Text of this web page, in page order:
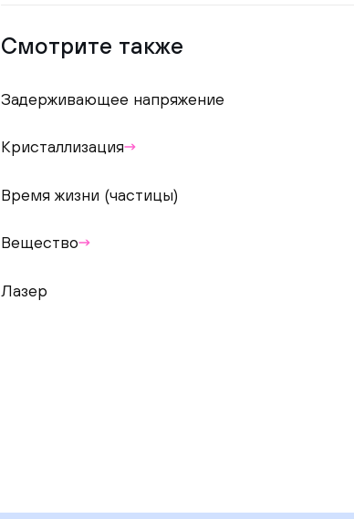
Смотрите также
Задерживающее напряжение
Кристаллизация
Время жизни (частицы)
Вещество
Лазер